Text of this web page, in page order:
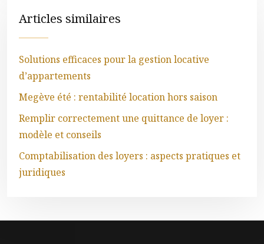
Articles similaires
Solutions efficaces pour la gestion locative
d’appartements
Megève été : rentabilité location hors saison
Remplir correctement une quittance de loyer :
modèle et conseils
Comptabilisation des loyers : aspects pratiques et
juridiques